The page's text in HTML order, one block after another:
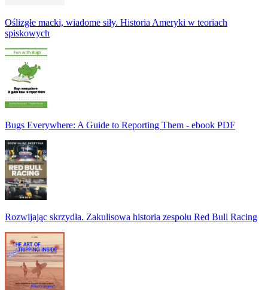
Oślizgłe macki, wiadome siły. Historia Ameryki w teoriach
spiskowych
Bugs Everywhere: A Guide to Reporting Them - ebook PDF
Rozwijając skrzydła. Zakulisowa historia zespołu Red Bull Racing